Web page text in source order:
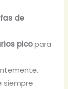
de
picopara
siempre